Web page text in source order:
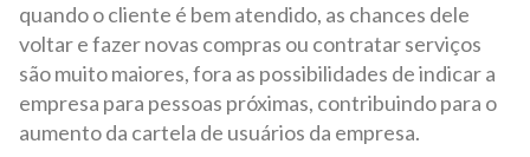
quando o cliente é bem atendido, as chances dele
voltar e fazer novas compras ou contratar serviços
são muito maiores, fora as possibilidades de indicar a
empresa para pessoas próximas, contribuindo para o
aumento da cartela de usuários da empresa.